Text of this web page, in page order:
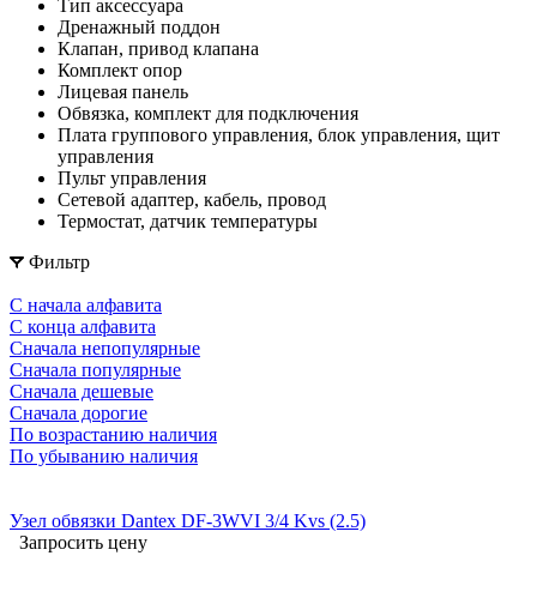
Тип аксессуара
Дренажный поддон
Клапан, привод клапана
Комплект опор
Лицевая панель
Обвязка, комплект для подключения
Плата группового управления, блок управления, щит
управления
Пульт управления
Сетевой адаптер, кабель, провод
Термостат, датчик температуры
Фильтр
С начала алфавита
С конца алфавита
Сначала непопулярные
Сначала популярные
Сначала дешевые
Сначала дорогие
По возрастанию наличия
По убыванию наличия
Узел обвязки Dantex DF-3WVI 3/4 Kvs (2.5)
Запросить цену